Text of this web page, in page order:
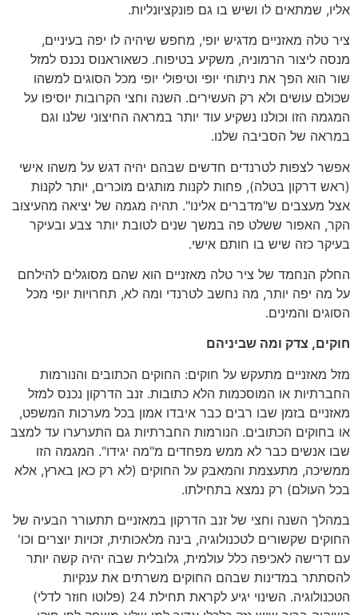
אליו, שמתאים לו ושיש בו גם פונקציונליות.
ציר טלה מאזניים מדגיש יופי, מחפש שיהיה לו יפה בעיניים,
מנסה ליצור הרמוניה, משקיע בטיפוח. כשאוראנוס נכנס למזל
שור הוא הפך את ניתוחי יופי וטיפולי יופי מכל הסוגים למשהו
שכולם עושים ולא רק העשירים. השנה וחצי הקרובות יוסיפו על
המגמה הזו וכולנו נשקיע עוד יותר במראה החיצוני שלנו וגם
במראה של הסביבה שלנו.
אפשר לצפות לטרנדים חדשים שבהם יהיה דגש על משהו אישי
(ראש דרקון בטלה), פחות לקנות מותגים מוכרים, יותר לקנות
אצל מעצבים ש"מדברים אלינו". תהיה מגמה של יציאה מהעיצוב
הקר, האפור ששלט פה במשך שנים לטובת יותר צבע ובעיקר
בעיקר כזה שיש בו חותם אישי.
החלק הנחמד של ציר טלה מאזניים הוא שהם מסוגלים להילחם
על מה יפה יותר, מה נחשב לטרנדי ומה לא, תחרויות יופי מכל
הסוגים והמינים.
חוקים, צדק ומה שביניהם
מזל מאזניים מתעקש על חוקים: החוקים הכתובים והנורמות
החברתיות או המוסכמות הלא כתובות. זנב הדרקון נכנס למזל
מאזניים בזמן שבו רבים כבר איבדו אמון בכל מערכות המשפט,
או בחוקים הכתובים. הנורמות החברתיות גם התערערו עד למצב
שבו אנשים כבר לא ממש מפחדים מ"מה יגידו". המגמה הזו
ממשיכה, מתעצמת והמאבק על החוקים (לא רק כאן בארץ, אלא
בכל העולם) רק נמצא בתחילתו.
במהלך השנה וחצי של זנב הדרקון במאזניים תתעורר הבעיה של
החוקים שקשורים לטכנולוגיה, בינה מלאכותית, זכויות יוצרים וכו'
עם דרישה לאכיפה כלל עולמית, גלובלית שבה יהיה קשה יותר
להסתתר במדינות שבהם החוקים משרתים את ענקיות
הטכנולוגיה. השינוי יגיע לקראת תחילת 24 (פלוטו חוזר לדלי)